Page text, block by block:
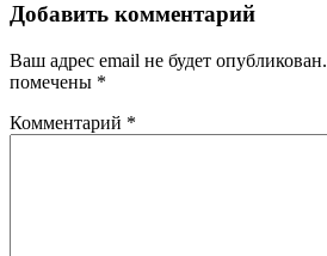
Добавить комментарий
Ваш адрес email не будет опубликован.
помечены *
Комментарий *